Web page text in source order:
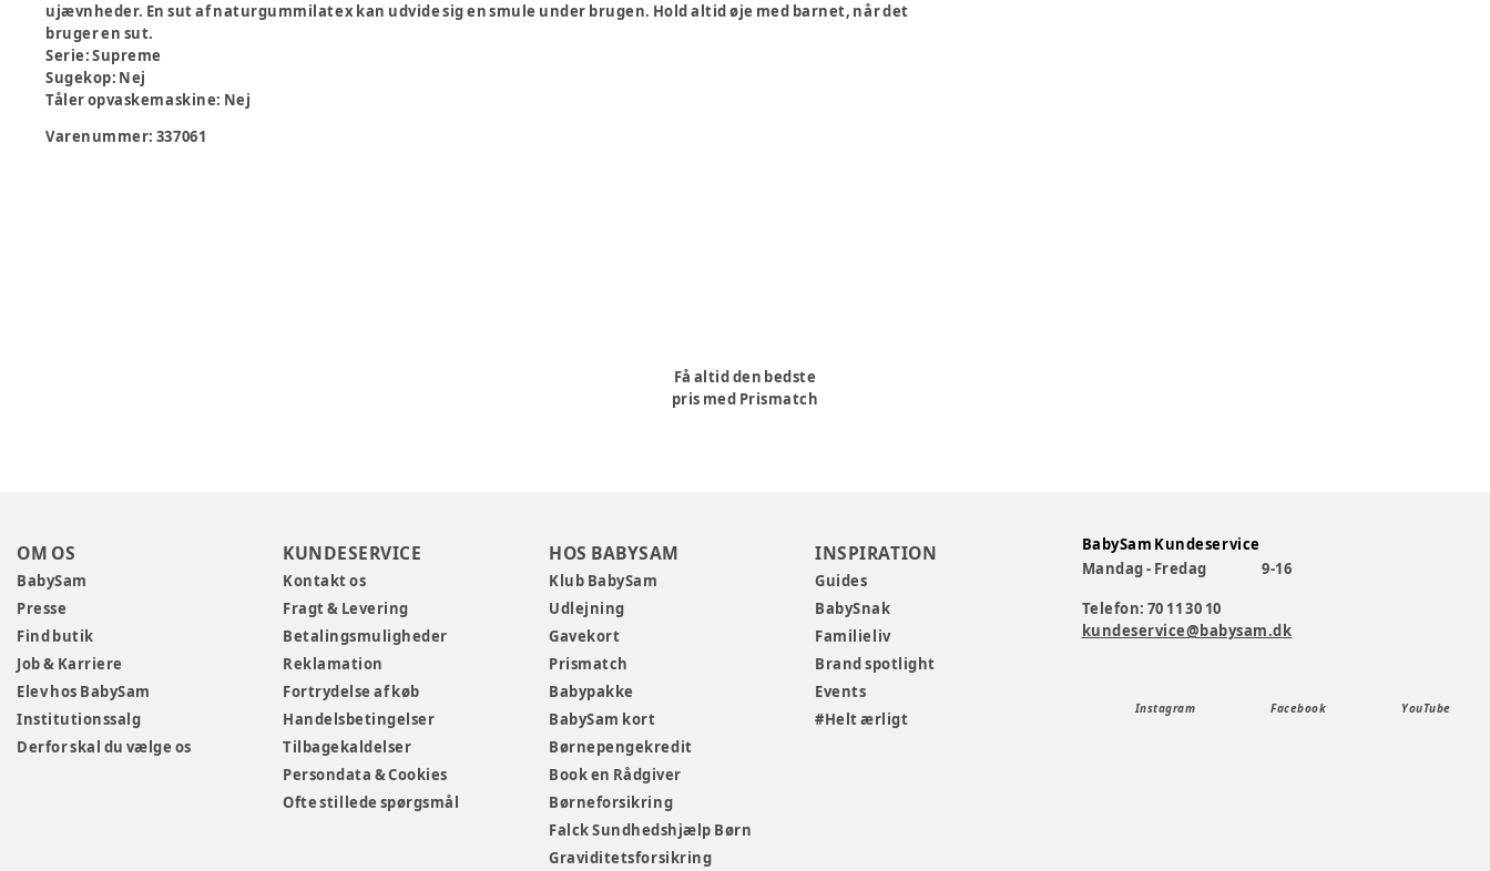
ujævnheder. En sut af naturgummilatex kan udvide sig en smule under brugen. Hold altid øje med barnet, når det
bruger en sut.
Serie:Supreme
Sugekop: Nej
Tåler opvaskemaskine: Nej
Varenummer: 337061
Få altid den bedste
pris med Prismatch
OM OS
BabySam
Presse
Find butik
Job & Karriere
Elev hos BabySam
Institutionssalg
Derfor skal du vælge os
KUNDESERVICE
Kontakt os
Fragt & Levering
Betalingsmuligheder
Reklamation
Fortrydelse af køb
Handelsbetingelser
Tilbagekaldelser
Persondata & Cookies
Ofte stillede spørgsmål
HOS BABYSAM
Klub BabySam
Udlejning
Gavekort
Prismatch
Babypakke
BabySam kort
Børnepengekredit
Book en Rådgiver
Børneforsikring
Falck Sundhedshjælp Børn
Graviditetsforsikring
INSPIRATION
Guides
BabySnak
Familieliv
Brand spotlight
Events
#Helt ærligt
BabySam Kundeservice
Mandag - Fredag
9-16
Telefon: 70 11 30 10
kundeservice@babysam.dk
Instagram Facebook YouTube